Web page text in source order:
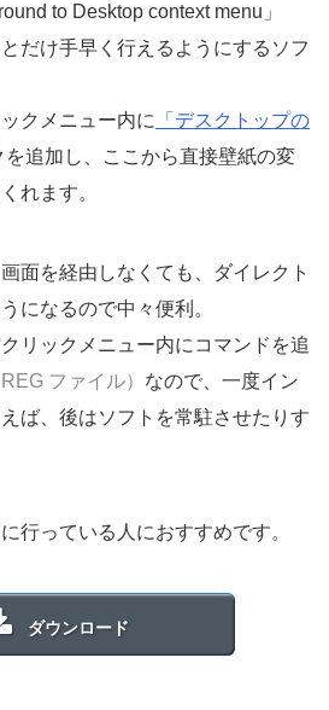
to Desktop context menu」
だけ手早く行えるようにするソフ
クメニュー内に 「デスクトップの
を追加し、ここから直接壁紙の変
れます。
面を経由しなくても、ダイレクト
になるので中々便利。
リックメニュー内にコマンドを追
REG ファイル） なので、一度イン
ば、後はソフトを常駐させたりす
行っている人におすすめです。
ダウンロード